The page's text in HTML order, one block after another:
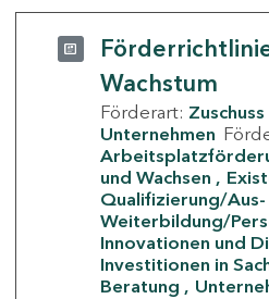
Wachstum
Förderart: Zuschuss
Unternehmen
und Wachsen
Qualifizierung/Aus-
Weiterbildung/
Innovationen und
Investitionen in
Beratung